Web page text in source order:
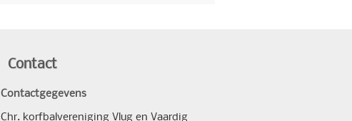
Contact
Contactgegevens
Chr. korfbalvereniging Vlug en Vaardig